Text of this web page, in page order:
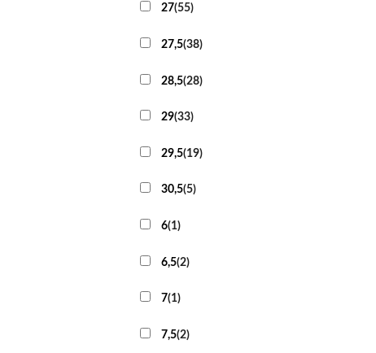
27(55)
27,5(38)
28,5(28)
29(33)
29,5(19)
30,5(5)
6(1)
6,5(2)
7(1)
7,5(2)